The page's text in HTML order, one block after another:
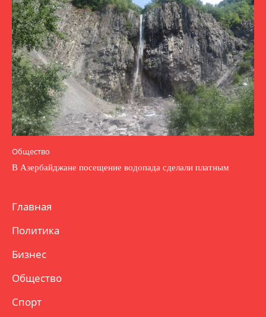
Общество
В Азербайджане посещение водопада сделали платным
Главная
Политика
Бизнес
Общество
Спорт